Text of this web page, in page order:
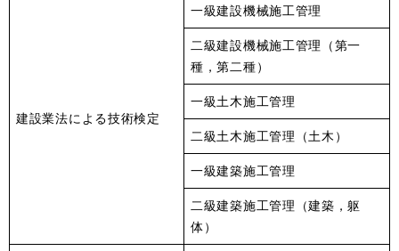
建設業法による技術検定
一級建設機械施工管理
二級建設機械施工管理（第一
種，第二種）
一級土木施工管理
二級土木施工管理（土木）
一級建築施工管理
二級建築施工管理（建築，躯
体）